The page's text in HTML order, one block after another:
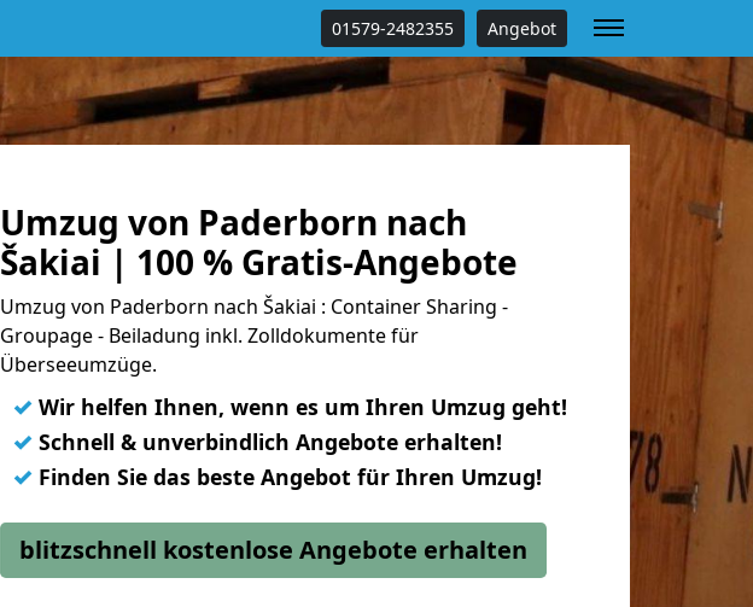
01579-2482355 Angebot
Umzug von Paderborn nach
Šakiai | 100 % Gratis-Angebote
Umzug von Paderborn nach Šakiai : Container Sharing -
Groupage - Beiladung inkl. Zolldokumente für
Überseeumzüge.
✓ Wir helfen Ihnen, wenn es um Ihren Umzug geht!
✓ Schnell & unverbindlich Angebote erhalten!
✓ Finden Sie das beste Angebot für Ihren Umzug!
blitzschnell kostenlose Angebote erhalten